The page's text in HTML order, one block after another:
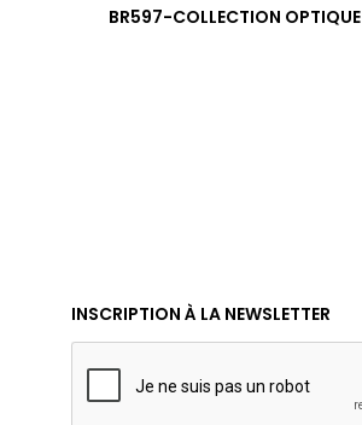
BR597-COLLECTION OPTIQUE
INSCRIPTION À LA NEWSLETTER